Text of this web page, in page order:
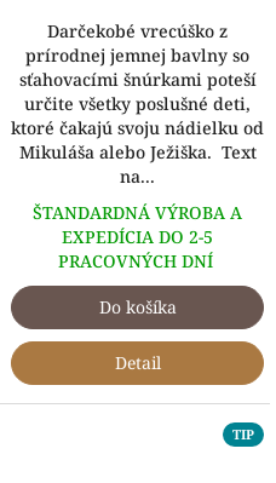
Darčekobé vrecúško z
prírodnej jemnej bavlny so
sťahovacími šnúrkami poteší
určite všetky poslušné deti,
ktoré čakajú svoju nádielku od
Mikuláša alebo Ježiška. Text
na...
ŠTANDARDNÁ VÝROBA A
EXPEDÍCIA DO 2-5
PRACOVNÝCH DNÍ
Do košíka
Detail
TIP